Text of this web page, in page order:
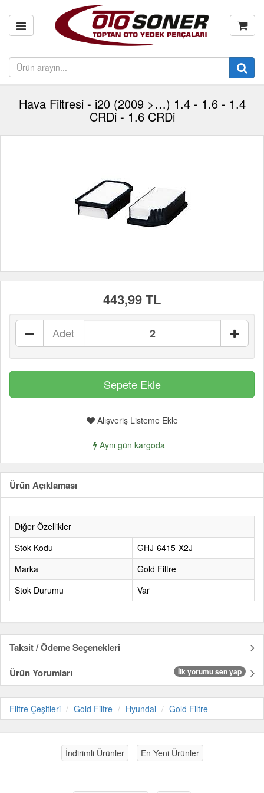
Hava Filtresi - i20 (2009 >…) 1.4 - 1.6 - 1.4
CRDi - 1.6 CRDi
443,99 TL
Adet
Alışveriş Listeme Ekle
Aynı gün kargoda
Ürün Açıklaması
Diğer Özellikler
Stok Kodu
GHJ-6415-X2J
Marka
Gold Filtre
Stok Durumu
Var
Taksit / Ödeme Seçenekleri
Ürün Yorumları
İlk yorumu sen yap
Filtre Çeşitleri Gold Filtre Hyundai Gold Filtre
İndirimli Ürünler En Yeni Ürünler